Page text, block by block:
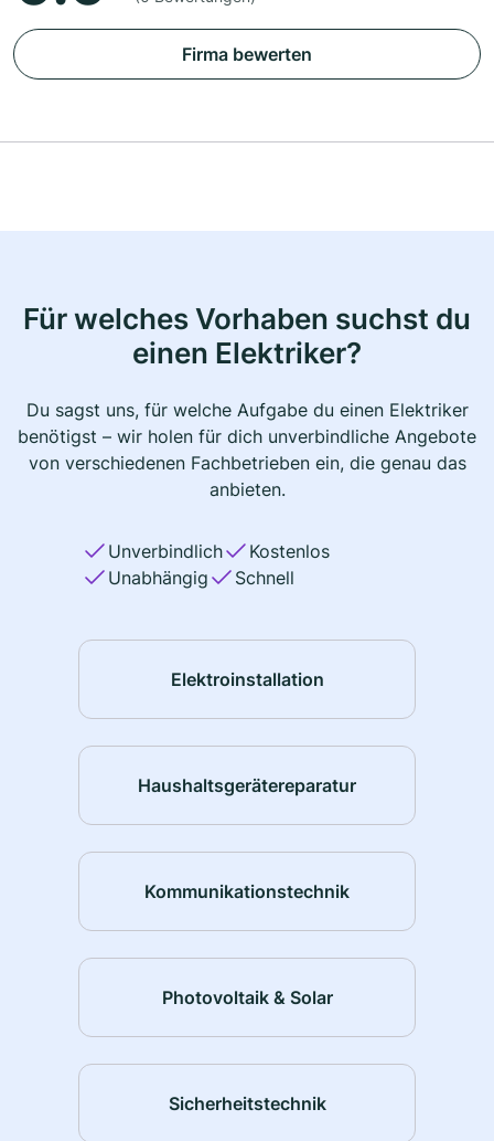
Firma bewerten
Für welches Vorhaben suchst du
einen Elektriker?
Du sagst uns, für welche Aufgabe du einen Elektriker
benötigst – wir holen für dich unverbindliche Angebote
von verschiedenen Fachbetrieben ein, die genau das
anbieten.
Unverbindlich
Kostenlos
Unabhängig
Schnell
Elektroinstallation
Haushaltsgerätereparatur
Kommunikationstechnik
Photovoltaik & Solar
Sicherheitstechnik